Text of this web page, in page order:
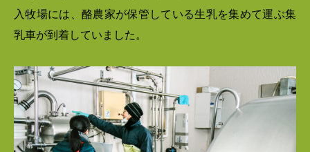
入牧場には、酪農家が保管している生乳を集めて運ぶ集
乳車が到着していました。